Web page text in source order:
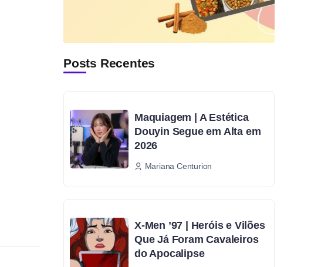
Posts Recentes
Maquiagem | A Estética
Douyin Segue em Alta em
2026
Mariana Centurion
X-Men ’97 | Heróis e Vilões
Que Já Foram Cavaleiros
do Apocalipse